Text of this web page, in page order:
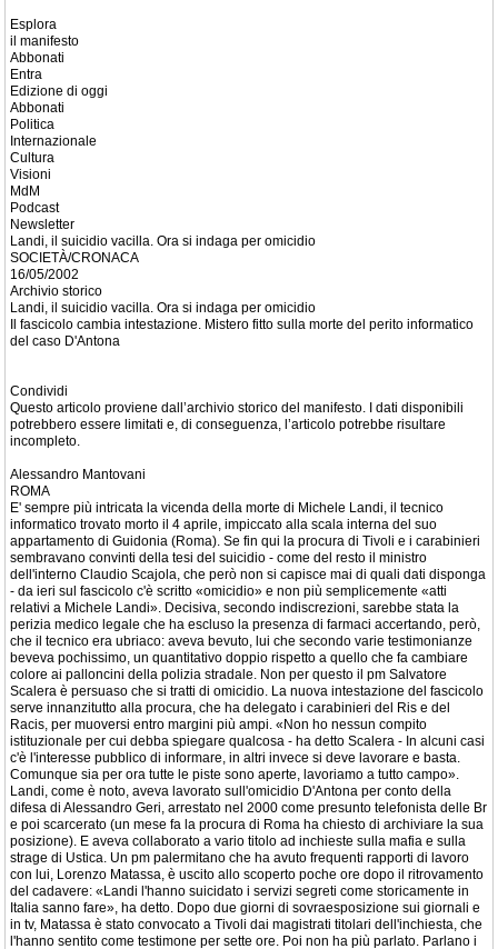
Esplora
il manifesto
Abbonati
Entra
Edizione di oggi
Abbonati
Politica
Internazionale
Cultura
Visioni
MdM
Podcast
Newsletter
Landi, il suicidio vacilla. Ora si indaga per omicidio
SOCIETÀ/CRONACA
16/05/2002
Archivio storico
Landi, il suicidio vacilla. Ora si indaga per omicidio
Il fascicolo cambia intestazione. Mistero fitto sulla morte del perito informatico
del caso D'Antona
Condividi
Questo articolo proviene dall’archivio storico del manifesto. I dati disponibili
potrebbero essere limitati e, di conseguenza, l’articolo potrebbe risultare
incompleto.
Alessandro Mantovani
ROMA
E' sempre più intricata la vicenda della morte di Michele Landi, il tecnico
informatico trovato morto il 4 aprile, impiccato alla scala interna del suo
appartamento di Guidonia (Roma). Se fin qui la procura di Tivoli e i carabinieri
sembravano convinti della tesi del suicidio - come del resto il ministro
dell'interno Claudio Scajola, che però non si capisce mai di quali dati disponga
- da ieri sul fascicolo c'è scritto «omicidio» e non più semplicemente «atti
relativi a Michele Landi». Decisiva, secondo indiscrezioni, sarebbe stata la
perizia medico legale che ha escluso la presenza di farmaci accertando, però,
che il tecnico era ubriaco: aveva bevuto, lui che secondo varie testimonianze
beveva pochissimo, un quantitativo doppio rispetto a quello che fa cambiare
colore ai palloncini della polizia stradale. Non per questo il pm Salvatore
Scalera è persuaso che si tratti di omicidio. La nuova intestazione del fascicolo
serve innanzitutto alla procura, che ha delegato i carabinieri del Ris e del
Racis, per muoversi entro margini più ampi. «Non ho nessun compito
istituzionale per cui debba spiegare qualcosa - ha detto Scalera - In alcuni casi
c'è l'interesse pubblico di informare, in altri invece si deve lavorare e basta.
Comunque sia per ora tutte le piste sono aperte, lavoriamo a tutto campo».
Landi, come è noto, aveva lavorato sull'omicidio D'Antona per conto della
difesa di Alessandro Geri, arrestato nel 2000 come presunto telefonista delle Br
e poi scarcerato (un mese fa la procura di Roma ha chiesto di archiviare la sua
posizione). E aveva collaborato a vario titolo ad inchieste sulla mafia e sulla
strage di Ustica. Un pm palermitano che ha avuto frequenti rapporti di lavoro
con lui, Lorenzo Matassa, è uscito allo scoperto poche ore dopo il ritrovamento
del cadavere: «Landi l'hanno suicidato i servizi segreti come storicamente in
Italia sanno fare», ha detto. Dopo due giorni di sovraesposizione sui giornali e
in tv, Matassa è stato convocato a Tivoli dai magistrati titolari dell'inchiesta, che
l'hanno sentito come testimone per sette ore. Poi non ha più parlato. Parlano i